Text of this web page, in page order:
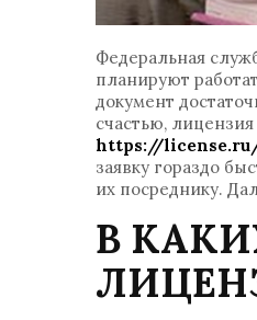
Федеральная
планируют
документ
счастью,
https://
заявку гораздо
их посреднику.
В